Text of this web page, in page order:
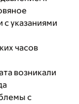
с указаниями
часов
возникали
с